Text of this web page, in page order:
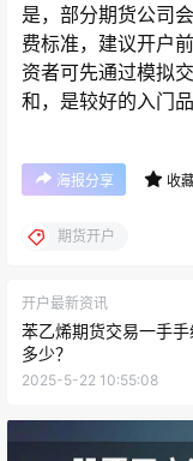
是，部分期货公司
费标准，建议开户
资者可先通过模拟
和，是较好的入门品
海报分享 收
期货开户
开户最新资讯
苯乙烯期货交易一手
多少？
2025-5-22 10:55:08